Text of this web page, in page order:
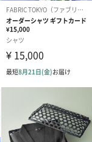
カ
ピ
Birthday ホワ
刷なし）（